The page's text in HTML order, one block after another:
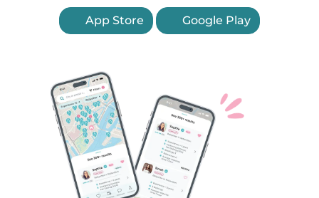
App Store Google Play